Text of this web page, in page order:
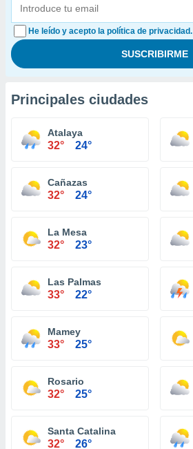
He leído y acepto la política de privacidad.
Principales ciudades
Atalaya
32° 24°
Cañazas
32° 24°
La Mesa
32° 23°
Las Palmas
33° 22°
Mamey
33° 25°
Rosario
32° 25°
Santa Catalina
32° 26°